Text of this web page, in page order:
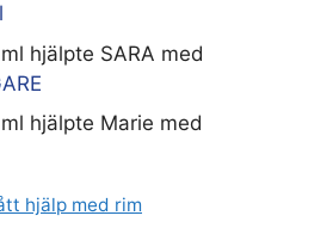
hjälpte SARA med
hjälpte Marie med
hjälp med rim